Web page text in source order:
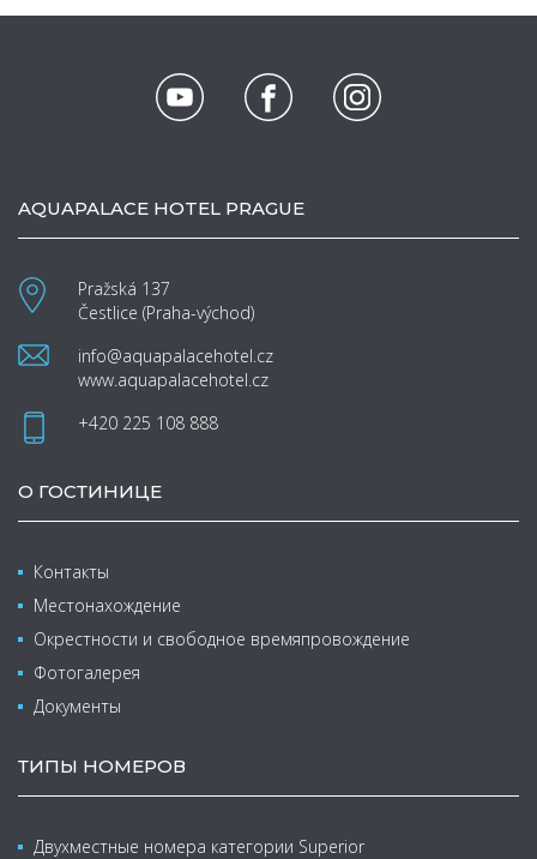
AQUAPALACE HOTEL PRAGUE
Pražská 137
Čestlice (Praha-východ)
info@aquapalacehotel.cz
www.aquapalacehotel.cz
+420 225 108 888
О ГОСТИНИЦЕ
Контакты
Местонахождение
Окрестности и свободное времяпровождение
Фотогалерея
Документы
ТИПЫ НОМЕРОВ
Двухместные номера категории Superior